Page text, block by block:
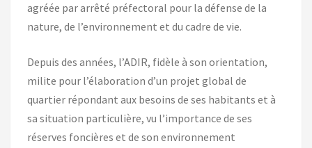
agréée par arrêté préfectoral pour la défense de la
nature, de l’environnement et du cadre de vie.
Depuis des années, l’ADIR, fidèle à son orientation,
milite pour l’élaboration d’un projet global de
quartier répondant aux besoins de ses habitants et à
sa situation particulière, vu l’importance de ses
réserves foncières et de son environnement